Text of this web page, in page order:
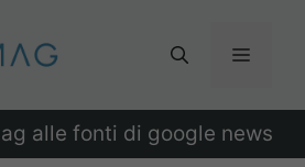
Menu
alle fonti di google news